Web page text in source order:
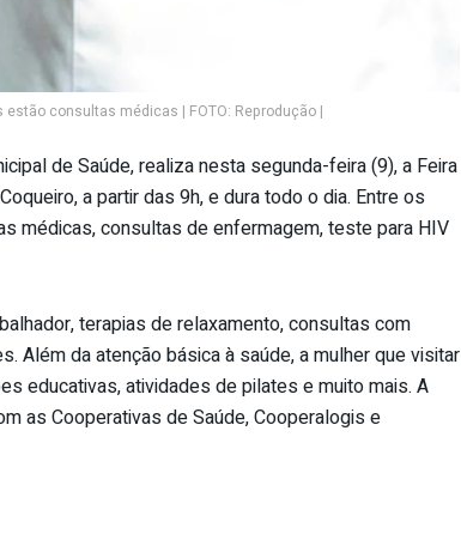
consultas médicas | FOTO: Reprodução |
de Saúde, realiza nesta segunda-feira (9), a Feira
a partir das 9h, e dura todo o dia. Entre os
médicas, consultas de enfermagem, teste para HIV
terapias de relaxamento, consultas com
Além da atenção básica à saúde, a mulher que visitar
educativas, atividades de pilates e muito mais. A
as Cooperativas de Saúde, Cooperalogis e